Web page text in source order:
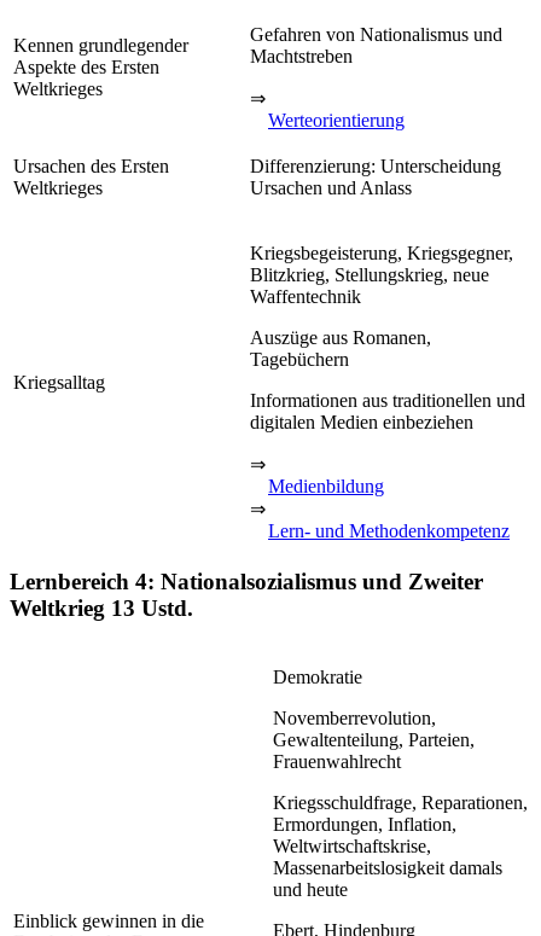
Kennen grundlegender
Aspekte des Ersten
Weltkrieges
Gefahren von Nationalismus und
Machtstreben
⇒
Werteorientierung
Ursachen des Ersten
Weltkrieges
Differenzierung: Unterscheidung
Ursachen und Anlass
Kriegsalltag
Kriegsbegeisterung, Kriegsgegner,
Blitzkrieg, Stellungskrieg, neue
Waffentechnik
Auszüge aus Romanen,
Tagebüchern
Informationen aus traditionellen und
digitalen Medien einbeziehen
⇒
Medienbildung
⇒
Lern- und Methodenkompetenz
Lernbereich 4: Nationalsozialismus und Zweiter
Weltkrieg 13 Ustd.
Einblick gewinnen in die
Demokratie
Novemberrevolution,
Gewaltenteilung, Parteien,
Frauenwahlrecht
Kriegsschuldfrage, Reparationen,
Ermordungen, Inflation,
Weltwirtschaftskrise,
Massenarbeitslosigkeit damals
und heute
Ebert, Hindenburg